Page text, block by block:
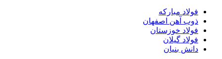
فولاد مبارکه
ذوب آهن اصفهان
فولاد خوزستان
فولاد گیلان
دانش بنیان